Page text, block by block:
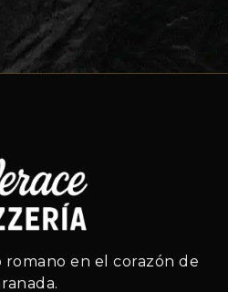
en el corazón de